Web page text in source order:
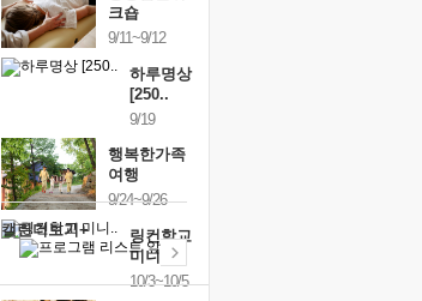
크숍
9/11~9/12
하루명상
[250..
9/19
행복한가족
여행
9/24~9/26
링컨학교
미니..
10/3~10/5
캘린더보기+